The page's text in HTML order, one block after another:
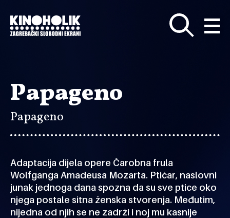
glavni
sadržaj
Papageno
Papageno
Adaptacija dijela opere Čarobna frula
Wolfganga Amadeusa Mozarta. Ptičar, naslovni
junak jednoga dana spozna da su sve ptice oko
njega postale sitna ženska stvorenja. Međutim,
nijedna od njih se ne zadrži i noj mu kasnije